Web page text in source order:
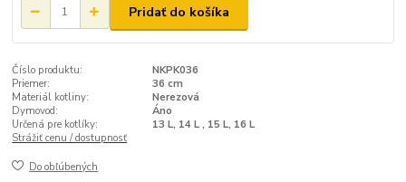
Pridať do košíka
Číslo produktu:
NKPK036
Priemer:
36 cm
Materiál kotliny:
Nerezová
Dymovod:
Áno
Určená pre kotlíky:
13 L, 14 L , 15 L, 16 L
Strážiť cenu / dostupnosť
Do obľúbených